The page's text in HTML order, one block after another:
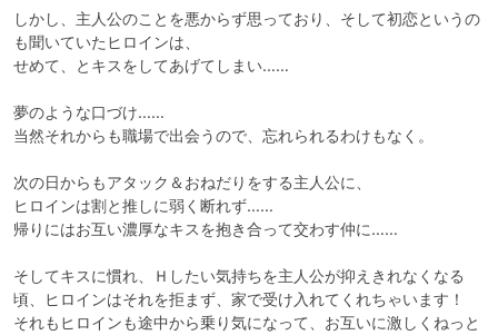
しかし、主人公のことを悪からず思っており、そして初恋というの
も聞いていたヒロインは、
せめて、とキスをしてあげてしまい……
夢のような口づけ……
当然それからも職場で出会うので、忘れられるわけもなく。
次の日からもアタック＆おねだりをする主人公に、
ヒロインは割と推しに弱く断れず……
帰りにはお互い濃厚なキスを抱き合って交わす仲に……
そしてキスに慣れ、Ｈしたい気持ちを主人公が抑えきれなくなる
頃、ヒロインはそれを拒まず、家で受け入れてくれちゃいます！
それもヒロインも途中から乗り気になって、お互いに激しくねっと